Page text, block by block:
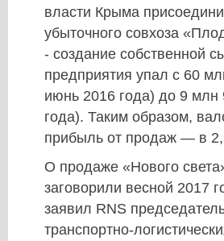
власти Крыма
убыточного совхоза
- создание собственной
предприятия упал с 60
июнь 2016 года) до 9 млн
года). Таким образом,
прибыль от продаж — в
О продаже «Нового
заговорили весной 2017
заявил RNS
транспортно-